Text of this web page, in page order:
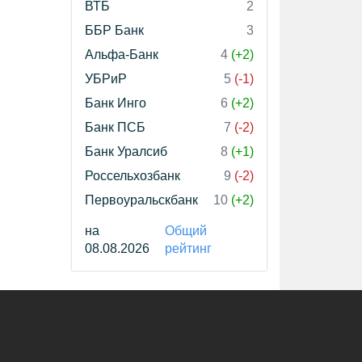
ВТБ
2
ББР Банк
3
Альфа-Банк
4 (+2)
УБРиР
5 (-1)
Банк Инго
6 (+2)
Банк ПСБ
7 (-2)
Банк Уралсиб
8 (+1)
Россельхозбанк
9 (-2)
Первоуральскбанк
10 (+2)
на
08.08.2026
Общий
рейтинг